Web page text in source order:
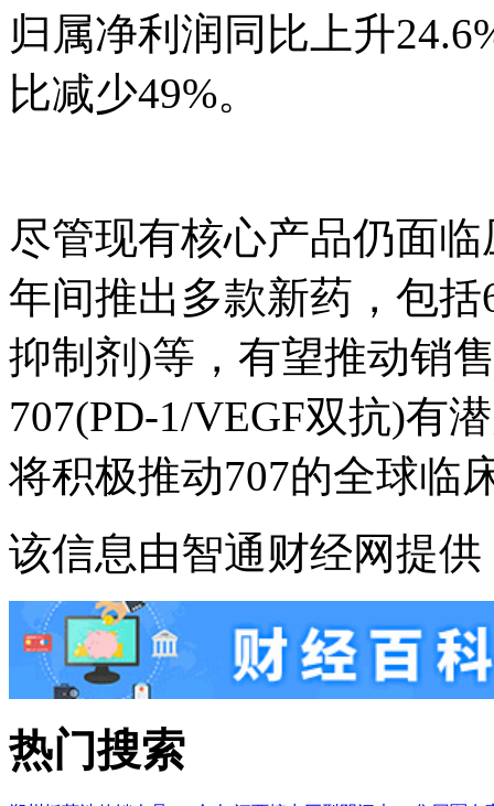
归属净利润同比上升
比减少49%。
尽管现有核心产品仍面
年间推出多款新药，包
抑制剂)等，有望推动销
707(PD-1/VEGF双抗)有
将积极推动707的全球临
该信息由智通财经网提供
热门搜索